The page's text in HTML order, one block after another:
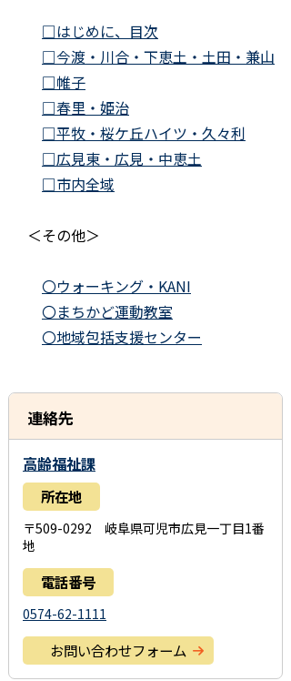
□はじめに、目次
□今渡・川合・下恵土・土田・兼山
□帷子
□春里・姫治
□平牧・桜ケ丘ハイツ・久々利
□広見東・広見・中恵土
□市内全域
＜その他＞
〇ウォーキング・KANI
〇まちかど運動教室
〇地域包括支援センター
連絡先
高齢福祉課
所在地
〒509-0292 岐阜県可児市広見一丁目1番
地
電話番号
0574-62-1111
お問い合わせフォーム